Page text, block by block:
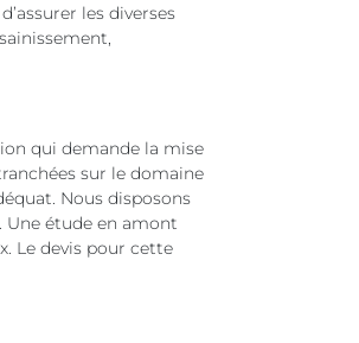
les diverses
qui demande la mise
sur le domaine
Nous disposons
Une étude en amont
Le devis pour cette